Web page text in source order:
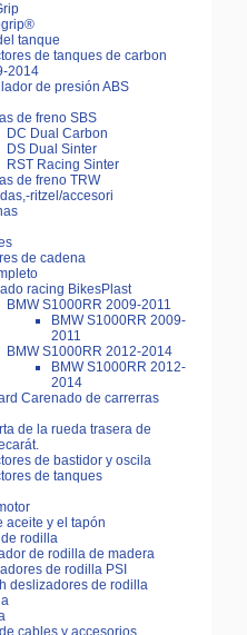
tanque
de tanques de carbon
2014
de presión ABS
de freno SBS
DC Dual Carbon
DS Dual Sinter
RST Racing Sinter
de freno TRW
ritzel/accesori
de cadena
racing BikesPlast
BMW S1000RR 2009-2011
BMW S1000RR 2009-
2011
BMW S1000RR 2012-2014
BMW S1000RR 2012-
2014
Carenado de carrerras
de la rueda trasera de
de bastidor y oscila
de tanques
aceite y el tapón
rodilla
de rodilla de madera
de rodilla PSI
deslizadores de rodilla
cables y accesorios